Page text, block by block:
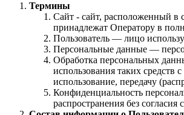
Термины
Сайт - сайт, расположенный в
принадлежат Оператору в
Пользователь — лицо
Персональные данные —
Обработка персональных
использования таких средств
использование, передачу
Конфиденциальность
распространения без